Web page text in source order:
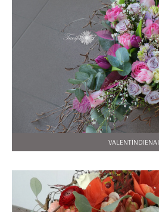
VALENTĪNDIENAI